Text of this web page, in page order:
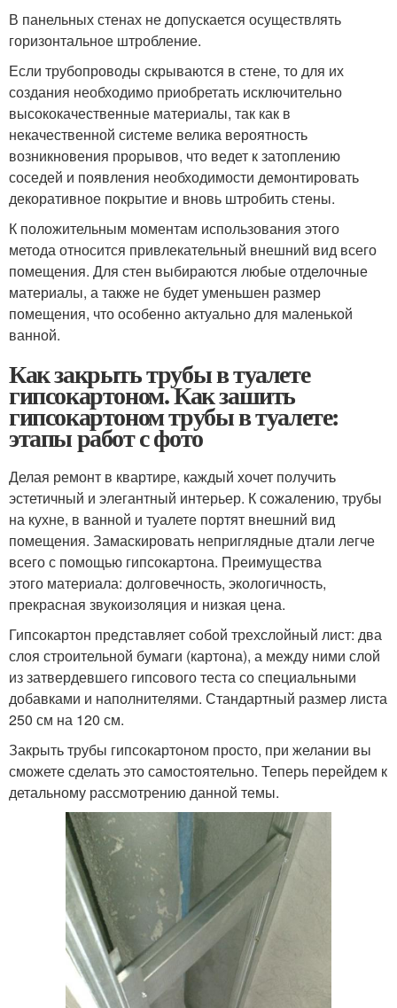
В панельных стенах не допускается осуществлять
горизонтальное штробление.
Если трубопроводы скрываются в стене, то для их
создания необходимо приобретать исключительно
высококачественные материалы, так как в
некачественной системе велика вероятность
возникновения прорывов, что ведет к затоплению
соседей и появления необходимости демонтировать
декоративное покрытие и вновь штробить стены.
К положительным моментам использования этого
метода относится привлекательный внешний вид всего
помещения. Для стен выбираются любые отделочные
материалы, а также не будет уменьшен размер
помещения, что особенно актуально для маленькой
ванной.
Как закрыть трубы в туалете
гипсокартоном. Как зашить
гипсокартоном трубы в туалете:
этапы работ с фото
Делая ремонт в квартире, каждый хочет получить
эстетичный и элегантный интерьер. К сожалению, трубы
на кухне, в ванной и туалете портят внешний вид
помещения. Замаскировать неприглядные дтали легче
всего с помощью гипсокартона. Преимущества
этого материала: долговечность, экологичность,
прекрасная звукоизоляция и низкая цена.
Гипсокартон представляет собой трехслойный лист: два
слоя строительной бумаги (картона), а между ними слой
из затвердевшего гипсового теста со специальными
добавками и наполнителями. Стандартный размер листа
250 см на 120 см.
Закрыть трубы гипсокартоном просто, при желании вы
сможете сделать это самостоятельно. Теперь перейдем к
детальному рассмотрению данной темы.